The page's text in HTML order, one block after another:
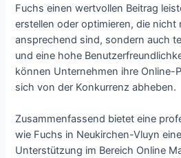
Fuchs einen wertvollen Beitrag
erstellen oder optimieren, die nicht
ansprechend sind, sondern auch
und eine hohe
können Unternehmen ihre Online-
sich von der Konkurrenz abheben.
Zusammenfassend bietet eine
wie Fuchs in Neukirchen-Vluyn
Unterstützung im Bereich Online